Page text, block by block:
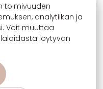
toimivuuden
analytiikan ja
Voit muuttaa
löytyvän